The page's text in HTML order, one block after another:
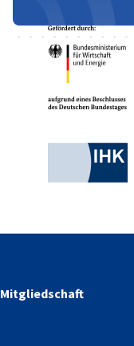
Partner
Mitgliedschaft